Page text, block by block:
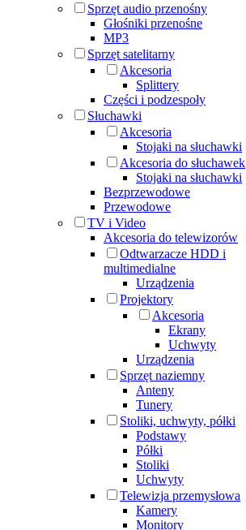
Sprzęt audio przenośny
Głośniki przenośne
MP3
Sprzęt satelitarny
Akcesoria
Splittery
Części i podzespoły
Słuchawki
Akcesoria
Stojaki na słuchawki
Akcesoria do słuchawek
Stojaki na słuchawki
Bezprzewodowe
Przewodowe
TV i Video
Akcesoria do telewizorów
Odtwarzacze HDD i
multimedialne
Urządzenia
Projektory
Akcesoria
Ekrany
Uchwyty
Urządzenia
Sprzęt naziemny
Anteny
Tunery
Stoliki, uchwyty, półki
Podstawy
Półki
Stoliki
Uchwyty
Telewizja przemysłowa
Kamery
Monitory